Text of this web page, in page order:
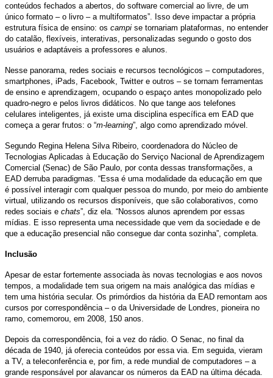
conteúdos fechados a abertos, do software comercial ao livre, de um
único formato – o livro – a multiformatos”. Isso deve impactar a própria
estrutura física de ensino: os campi se tornariam plataformas, no entender
do catalão, flexíveis, interativas, personalizadas segundo o gosto dos
usuários e adaptáveis a professores e alunos.
Nesse panorama, redes sociais e recursos tecnológicos – computadores,
smartphones, iPads, Facebook, Twitter e outros – se tornam ferramentas
de ensino e aprendizagem, ocupando o espaço antes monopolizado pelo
quadro-negro e pelos livros didáticos. No que tange aos telefones
celulares inteligentes, já existe uma disciplina específica em EAD que
começa a gerar frutos: o “m-learning”, algo como aprendizado móvel.
Segundo Regina Helena Silva Ribeiro, coordenadora do Núcleo de
Tecnologias Aplicadas à Educação do Serviço Nacional de Aprendizagem
Comercial (Senac) de São Paulo, por conta dessas transformações, a
EAD derruba paradigmas. “Essa é uma modalidade da educação em que
é possível interagir com qualquer pessoa do mundo, por meio do ambiente
virtual, utilizando os recursos disponíveis, que são colaborativos, como
redes sociais e chats”, diz ela. “Nossos alunos aprendem por essas
mídias. E isso representa uma necessidade que vem da sociedade e de
que a educação presencial não consegue dar conta sozinha”, completa.
Inclusão
Apesar de estar fortemente associada às novas tecnologias e aos novos
tempos, a modalidade tem sua origem na mais analógica das mídias e
tem uma história secular. Os primórdios da história da EAD remontam aos
cursos por correspondência – o da Universidade de Londres, pioneira no
ramo, comemorou, em 2008, 150 anos.
Depois da correspondência, foi a vez do rádio. O Senac, no final da
década de 1940, já oferecia conteúdos por essa via. Em seguida, vieram
a TV, a teleconferência e, por fim, a rede mundial de computadores – a
grande responsável por alavancar os números da EAD na última década.